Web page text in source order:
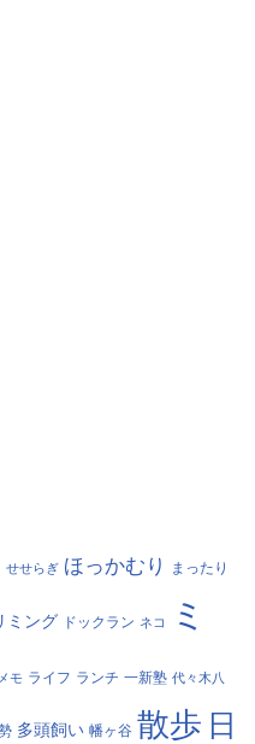
せせらぎ ほっかむり まったり
ミング ドックラン ネコ
ミ
メモ ライフ ランチ 一新塾 代々木八
多頭飼い 幡ヶ谷 散歩 日